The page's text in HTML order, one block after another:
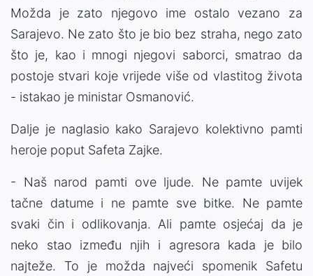
Možda je zato njegovo ime ostalo vezano za
Sarajevo. Ne zato što je bio bez straha, nego zato
što je, kao i mnogi njegovi saborci, smatrao da
postoje stvari koje vrijede više od vlastitog života
- istakao je ministar Osmanović.
Dalje je naglasio kako Sarajevo kolektivno pamti
heroje poput Safeta Zajke.
- Naš narod pamti ove ljude. Ne pamte uvijek
tačne datume i ne pamte sve bitke. Ne pamte
svaki čin i odlikovanja. Ali pamte osjećaj da je
neko stao između njih i agresora kada je bilo
najteže. To je možda najveći spomenik Safetu